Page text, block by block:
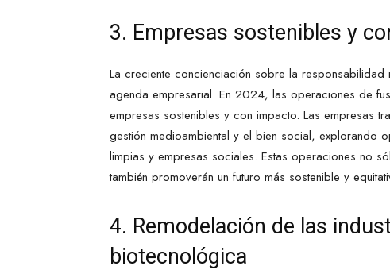
3. Empresas sostenibles y
La creciente concienciación sobre la
agenda empresarial. En 2024, las operaciones de
empresas sostenibles y con impacto. Las empresas
gestión medioambiental y el bien social, explorando
limpias y empresas sociales. Estas operaciones no
también promoverán un futuro más sostenible y
4. Remodelación de las
biotecnológica